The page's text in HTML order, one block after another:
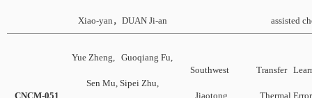
Xiao-yan ， DUAN Ji-an assisted
CNCM-051
Yue Zheng, Guoqiang Fu,
Sen Mu, Sipei Zhu,
Southwest
Jiaotong
Transfer
Thermal